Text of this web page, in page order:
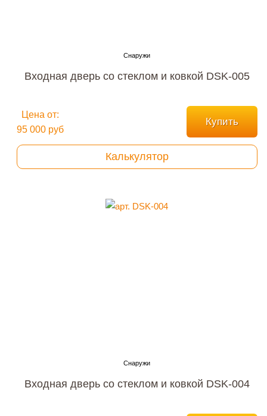
Входная дверь со стеклом и ковкой DSK-005
Цена от:
95 000 руб
Купить
Калькулятор
Входная дверь со стеклом и ковкой DSK-004